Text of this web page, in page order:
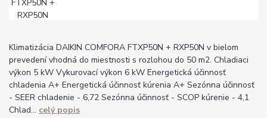
Klimatizácia DAIKIN COMFORA FTXP50N + RXP50N v bielom
prevedení vhodná do miestnosti s rozlohou do 50 m2. Chladiaci
výkon 5 kW Vykurovací výkon 6 kW Energetická účinnosť
chladenia A+ Energetická účinnosť kúrenia A+ Sezónna účinnosť
- SEER chladenie - 6,72 Sezónna účinnosť - SCOP kúrenie - 4,1
Chlad... celý popis